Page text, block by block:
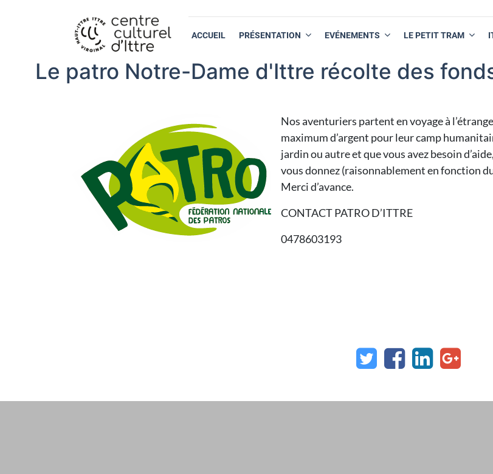
ACCUEIL PRÉSENTATION EVÉNEMENTS LE PETIT TRAM
Le patro Notre-Dame d'Ittre récolte des
Nos aventuriers partent en voyage à
maximum d’argent pour leur camp
jardin ou autre et que vous avez besoin
vous donnez (raisonnablement en fonction
Merci d’avance.
CONTACT PATRO D’ITTRE
0478603193